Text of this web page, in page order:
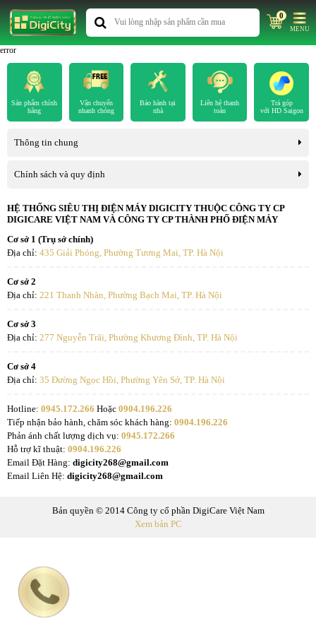
0
MENU
error
Sản phẩm chính
hãng
Vận chuyển
nhanh chóng
Bảo hành tại
nhà
Liên hệ thanh
toán
Trả góp
với HD Saigon
Thông tin chung
Chính sách và quy định
HỆ THỐNG SIÊU THỊ ĐIỆN MÁY DIGICITY THUỘC CÔNG TY CP
DIGICARE VIỆT NAM VÀ CÔNG TY CP THÀNH PHỐ ĐIỆN MÁY
Cơ sở 1 (Trụ sở chính)
Địa chỉ: 435 Giải Phóng, Phường Tương Mai, TP. Hà Nội
Cơ sở 2
Địa chỉ: 221 Thanh Nhàn, Phường Bạch Mai, TP. Hà Nội
Cơ sở 3
Địa chỉ: 277 Nguyễn Trãi, Phường Khương Đình, TP. Hà Nội
Cơ sở 4
Địa chỉ: 35 Đường Ngọc Hồi, Phường Yên Sở, TP. Hà Nội
Hotline: 0945.172.266 Hoặc 0904.196.226
Tiếp nhận bảo hành, chăm sóc khách hàng: 0904.196.226
Phản ánh chất lượng dịch vụ: 0945.172.266
Hỗ trợ kĩ thuật: 0904.196.226
Email Đặt Hàng: digicity268@gmail.com
Email Liên Hệ: digicity268@gmail.com
Bản quyền © 2014 Công ty cổ phần DigiCare Việt Nam
Xem bản PC